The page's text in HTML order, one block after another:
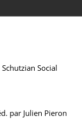
Social
par Julien Pieron